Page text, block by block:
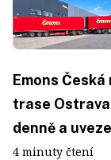
Emons
trase
denně a
4 minuty čtení